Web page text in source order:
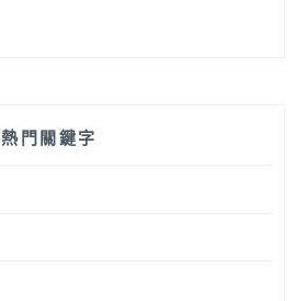
熱門關鍵字